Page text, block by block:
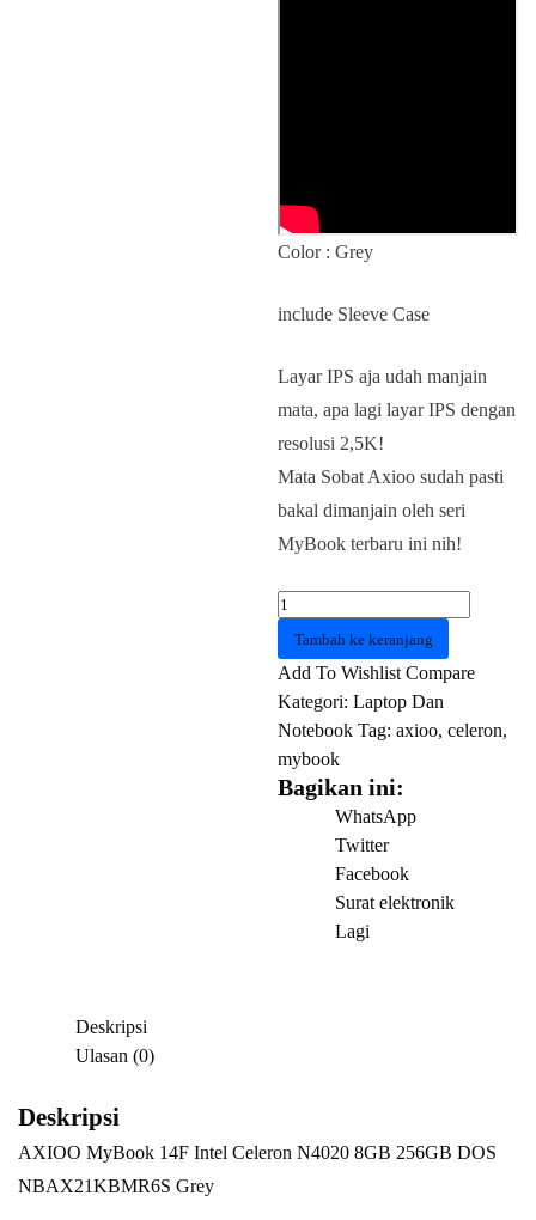
Color : Grey
include Sleeve Case
Layar IPS aja udah manjain
mata, apa lagi layar IPS dengan
resolusi 2,5K!
Mata Sobat Axioo sudah pasti
bakal dimanjain oleh seri
MyBook terbaru ini nih!
Kuantitas
AXIOO
MyBook
N4020
8GB
Tambah ke keranjang
Add To Wishlist Compare
Kategori:Laptop Dan
Notebook Tag:axioo,celeron,
mybook
Bagikan ini:
WhatsApp
Twitter
Facebook
Surat elektronik
Lagi
Deskripsi
Ulasan (0)
Deskripsi
AXIOO MyBook 14F Intel Celeron N4020 8GB 256GB DOS
NBAX21KBMR6S Grey